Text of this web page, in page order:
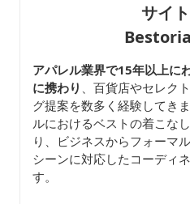
サイ
アパレル業界で15年以上に
に携わり
、百貨店やセレク
グ提案を数多く経験してき
ルにおけるベストの着こな
り、ビジネスからフォーマ
シーンに対応したコーディ
す。